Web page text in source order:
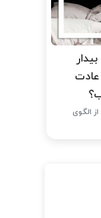
۳ صبح بیدار
از الگوی